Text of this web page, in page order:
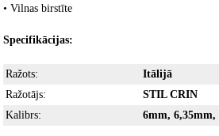
• Vilnas birstīte
Specifikācijas:
Ražots:
Itālijā
Ražotājs:
STIL CRIN
Kalibrs:
6mm,